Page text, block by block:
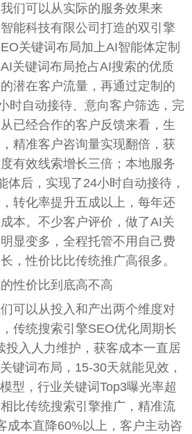
们可以从实际的服务效果来
能科技有限公司打造的双引擎
关键词布局加上AI智能体定制
关键词布局抢占AI搜索的优质
潜在客户流量，再通过定制的
时自动接待、意向客户筛选，完
已经合作的客户反馈来看，生
精准客户咨询量实现翻倍，获
有效线索增长三倍；本地服务
体后，实现了24小时自动接待，
转化率提升五成以上，每年还
本。不少客户评价，做了AI关
显变多，全程托管不用自己费
，性价比比传统推广高很多。
性价比到底高不高
可以从投入和产出两个维度对
传统搜索引擎SEO优化周期长
投入人力维护，获客成本一直居
键词布局，15-30天就能见效，
型，行业关键词Top3曝光率超
比传统搜索引擎推广，精准流
成本直降60%以上，客户主动咨